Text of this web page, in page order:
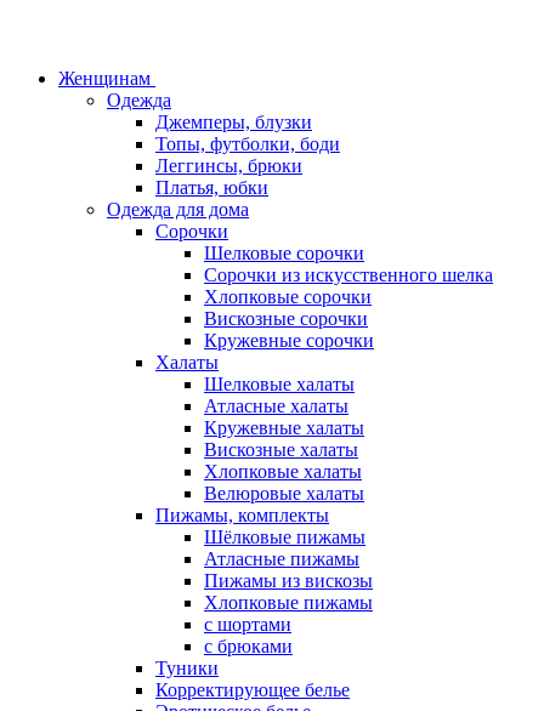
Женщинам
Одежда
Джемперы, блузки
Топы, футболки, боди
Леггинсы, брюки
Платья, юбки
Одежда для дома
Сорочки
Шелковые сорочки
Сорочки из искусственного шелка
Хлопковые сорочки
Вискозные сорочки
Кружевные сорочки
Халаты
Шелковые халаты
Атласные халаты
Кружевные халаты
Вискозные халаты
Хлопковые халаты
Велюровые халаты
Пижамы, комплекты
Шёлковые пижамы
Атласные пижамы
Пижамы из вискозы
Хлопковые пижамы
с шортами
с брюками
Туники
Корректирующее белье